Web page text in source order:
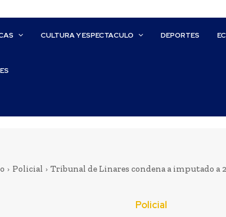
CULTURA Y ESPECTACULO DEPORTES
Policial Tribunal de Linares condena a imputado a
Policial